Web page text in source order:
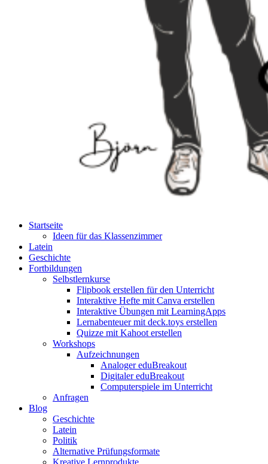
Startseite
Ideen für das Klassenzimmer
Latein
Geschichte
Fortbildungen
Selbstlernkurse
Flipbook erstellen für den Unterricht
Interaktive Hefte mit Canva erstellen
Interaktive Übungen mit LearningApps
Lernabenteuer mit deck.toys erstellen
Quizze mit Kahoot erstellen
Workshops
Aufzeichnungen
Analoger eduBreakout
Digitaler eduBreakout
Computerspiele im Unterricht
Anfragen
Blog
Geschichte
Latein
Politik
Alternative Prüfungsformate